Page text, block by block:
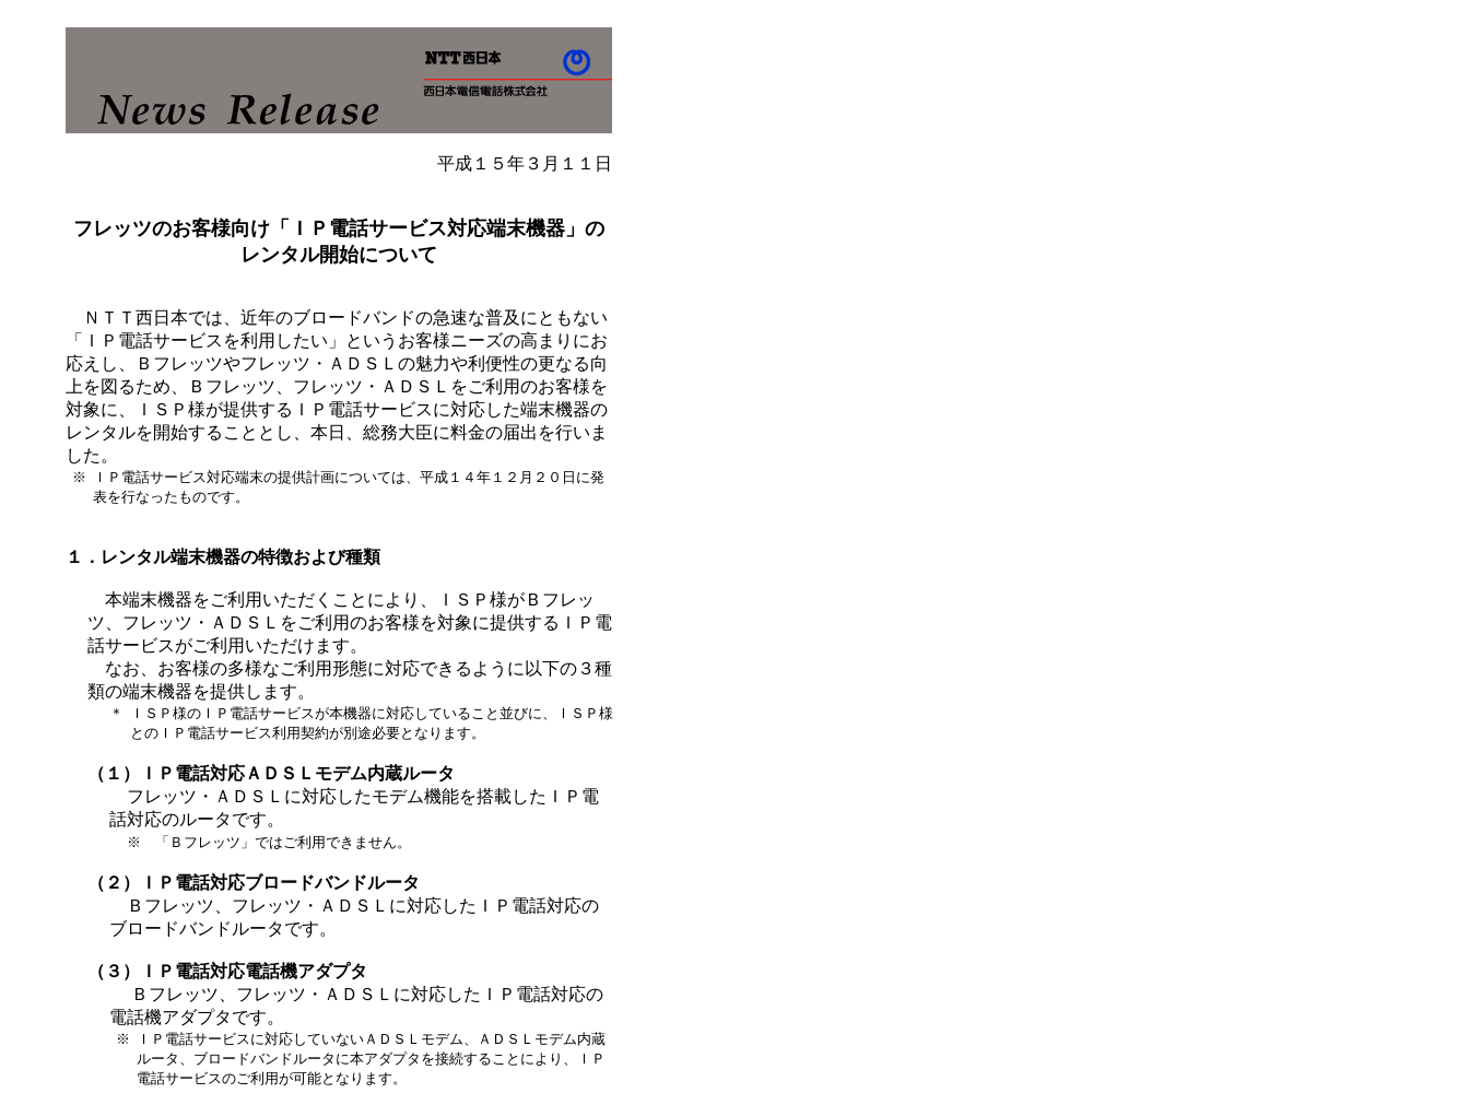
平成１５年３月１１日
フレッツのお客様向け「ＩＰ電話サービス対応端末機器」の
レンタル開始について
ＮＴＴ西日本では、近年のブロードバンドの急速な普及にともない
「ＩＰ電話サービスを利用したい」というお客様ニーズの高まりにお
応えし、Ｂフレッツやフレッツ・ＡＤＳＬの魅力や利便性の更なる向
上を図るため、Ｂフレッツ、フレッツ・ＡＤＳＬをご利用のお客様を
対象に、ＩＳＰ様が提供するＩＰ電話サービスに対応した端末機器の
レンタルを開始することとし、本日、総務大臣に料金の届出を行いま
した。
※
ＩＰ電話サービス対応端末の提供計画については、平成１４年１２月２０日に発
表を行なったものです。
１．レンタル端末機器の特徴および種類
本端末機器をご利用いただくことにより、ＩＳＰ様がＢフレッ
ツ、フレッツ・ＡＤＳＬをご利用のお客様を対象に提供するＩＰ電
話サービスがご利用いただけます。
なお、お客様の多様なご利用形態に対応できるように以下の３種
類の端末機器を提供します。
＊
ＩＳＰ様のＩＰ電話サービスが本機器に対応していること並びに、ＩＳＰ様
とのＩＰ電話サービス利用契約が別途必要となります。
（１）ＩＰ電話対応ＡＤＳＬモデム内蔵ルータ
フレッツ・ＡＤＳＬに対応したモデム機能を搭載したＩＰ電
話対応のルータです。
※ 「Ｂフレッツ」ではご利用できません。
（２）ＩＰ電話対応ブロードバンドルータ
Ｂフレッツ、フレッツ・ＡＤＳＬに対応したＩＰ電話対応の
ブロードバンドルータです。
（３）ＩＰ電話対応電話機アダプタ
Ｂフレッツ、フレッツ・ＡＤＳＬに対応したＩＰ電話対応の
電話機アダプタです。
※
ＩＰ電話サービスに対応していないＡＤＳＬモデム、ＡＤＳＬモデム内蔵
ルータ、ブロードバンドルータに本アダプタを接続することにより、ＩＰ
電話サービスのご利用が可能となります。